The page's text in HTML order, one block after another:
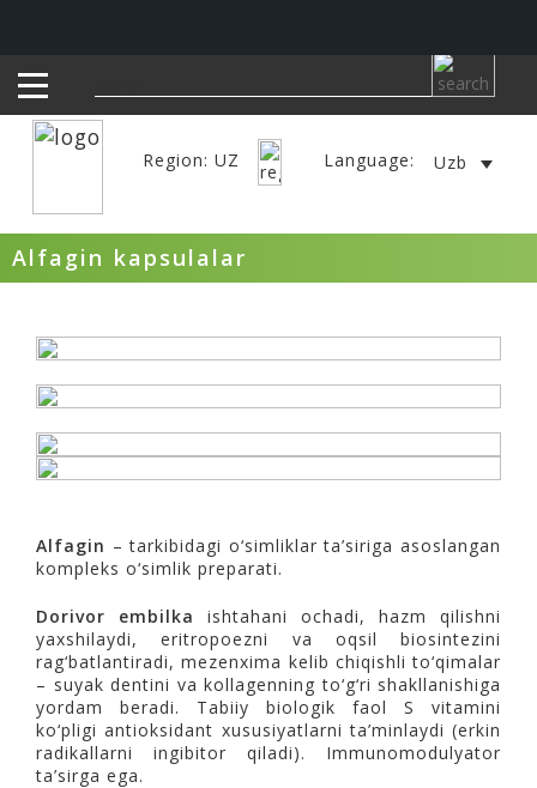
Region: UZ Language: Uzb
Alfagin kapsulalar
Alfagin – tarkibidagi o‘simliklar ta’siriga asoslangan
kompleks o‘simlik preparati.
Dorivor embilka
ishtahani ochadi, hazm qilishni
yaxshilaydi, eritropoezni va oqsil biosintezini
rag‘batlantiradi, mezenxima kelib chiqishli to‘qimalar
– suyak dentini va kollagenning to‘g‘ri shakllanishiga
yordam beradi. Tabiiy biologik faol S vitamini
ko‘pligi antioksidant xususiyatlarni ta’minlaydi (erkin
radikallarni ingibitor qiladi). Immunomodulyator
ta’sirga ega.